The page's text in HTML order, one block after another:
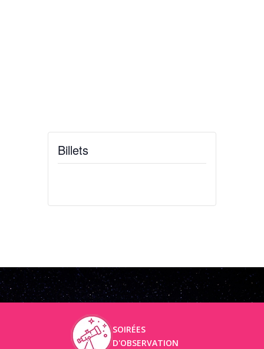
Billets
SOIRÉES
D'OBSERVATION